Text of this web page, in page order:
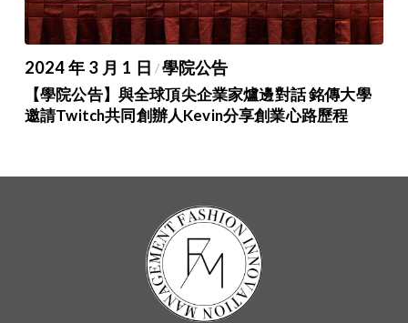
2024 年 3 月 1 日 /學院公告
【學院公告】與全球頂尖企業家爐邊對話 銘傳大學
邀請Twitch共同創辦人Kevin分享創業心路歷程